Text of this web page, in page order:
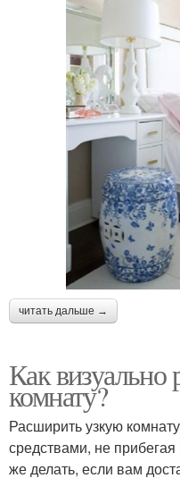
читать дальше →
Как
комнату?
Расширить узкую
средствами, не
же делать, если вам